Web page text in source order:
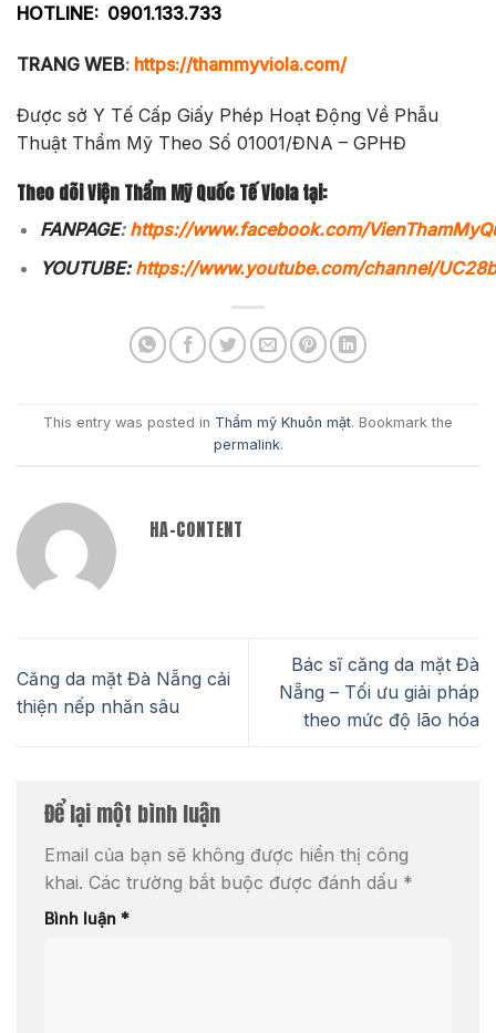
HOTLINE: 0901.133.733
TRANG WEB: https://thammyviola.com/
Được sở Y Tế Cấp Giấy Phép Hoạt Động Về Phẫu
Thuật Thẩm Mỹ Theo Số 01001/ĐNA – GPHĐ
Theo dõi Viện Thẩm Mỹ Quốc Tế Viola tại:
FANPAGE: https://www.facebook.com/
YOUTUBE: https://www.youtube.com/channel/
This entry was posted in Thẩm mỹ Khuôn mặt. Bookmark the
permalink.
HA-CONTENT
Căng da mặt Đà Nẵng cải
thiện nếp nhăn sâu
Bác sĩ căng da mặt Đà
Nẵng – Tối ưu giải pháp
theo mức độ lão hóa
Để lại một bình luận
Email của bạn sẽ không được hiển thị công
khai. Các trường bắt buộc được đánh dấu *
Bình luận *